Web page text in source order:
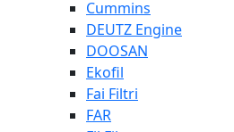
Cummins
DEUTZ Engine
DOOSAN
Ekofil
Fai Filtri
FAR